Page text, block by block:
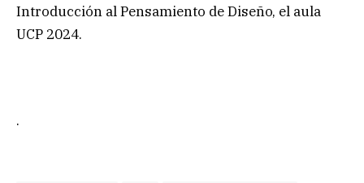
Introducción al Pensamiento de Diseño, el aula
UCP 2024.
.